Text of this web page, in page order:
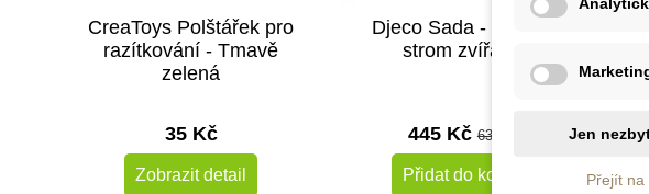
CreaToys Polštářek pro
razítkování - Tmavě
zelená
35 Kč
Zobrazit detail
Djeco Sada - Razítka
strom zvířátek
445 Kč635 Kč
Přidat do košíku
Jen
Přejít na